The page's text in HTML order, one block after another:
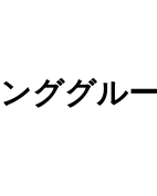
ープ